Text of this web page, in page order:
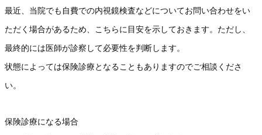
最近、当院でも自費での内視鏡検査などについてお問い合わせをい
ただく場合があるため、こちらに目安を示しておきます。ただし、
最終的には医師が診察して必要性を判断します。
状態によっては保険診療となることもありますのでご相談くださ
い。
保険診療になる場合